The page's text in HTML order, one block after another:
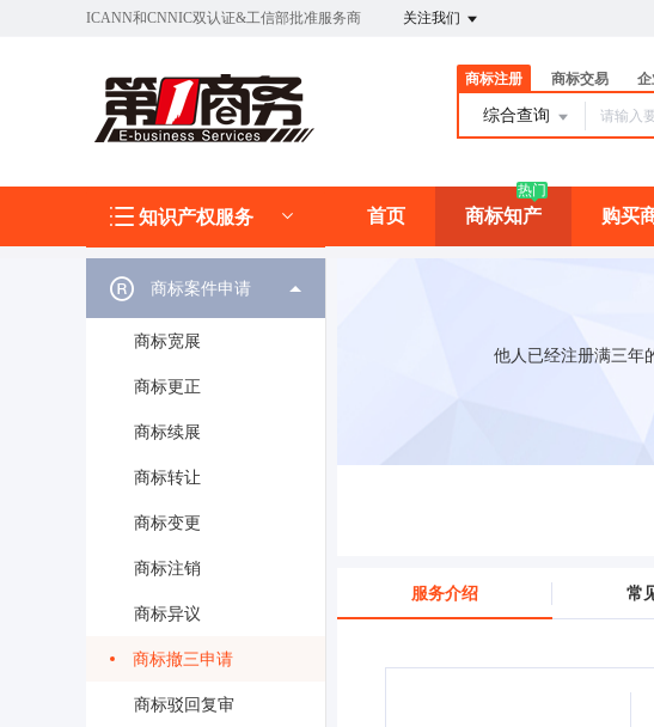
ICANN和CNNIC双认证&工信部批准服务商 关注我们
商标注册 商标交易
综合查询
知识产权服务 首页 商标知产
热门
购买
商标案件申请
商标宽展
商标更正
商标续展
商标转让
商标变更
商标注销
商标异议
商标撤三申请
商标驳回复审
他人已经注册满三年
服务介绍 常